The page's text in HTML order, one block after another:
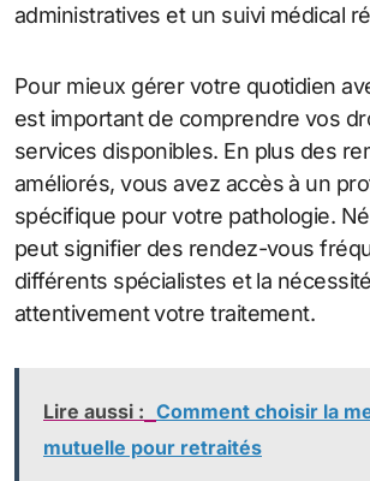
administratives et un suivi médical
Pour mieux gérer votre quotidien
est important de comprendre vos
services disponibles. En plus des
améliorés, vous avez accès à un
spécifique pour votre pathologie.
peut signifier des rendez-vous
différents spécialistes et la
attentivement votre traitement.
Lire aussi : Comment choisir la
mutuelle pour retraités